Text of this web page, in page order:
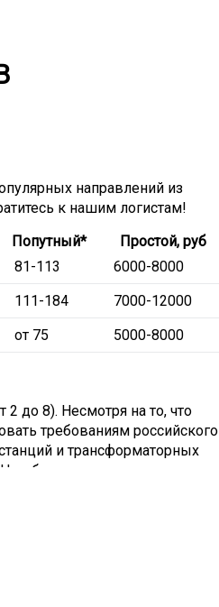
направлений из
к нашим логистам!
Попутный*
Простой, руб
81-113
6000-8000
111-184
7000-12000
от 75 5000-8000
до 8). Несмотря на то, что
требованиям российского
и трансформаторных
делятся на